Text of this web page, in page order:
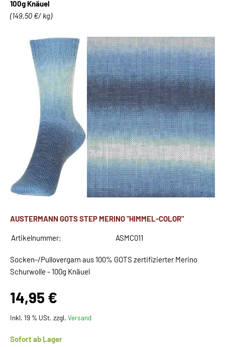
100g Knäuel
(149,50 €/ kg)
AUSTERMANN GOTS STEP MERINO "HIMMEL-COLOR"
Artikelnummer: ASMC011
Socken-/Pullovergarn aus 100% GOTS zertifizierter Merino
Schurwolle - 100g Knäuel
14,95 €
Inkl. 19 % USt. zzgl. Versand
Sofort ab Lager